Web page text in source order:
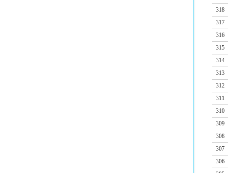
318
317
316
315
314
313
312
311
310
309
308
307
306